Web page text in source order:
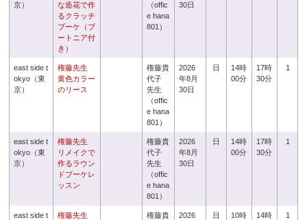
京）
な造花で作
るクラッチ
ブーケ（ブ
ートニア付
き）
（offic
e hana
801）
30日
east side t
okyo（東
京）
権藤先生
黄色カラー
のリース
権藤貴
代子
先生
（offic
e hana
801）
2026
年8月
30日
日
14時
00分
17時
30分
1
east side t
okyo（東
京）
権藤先生
リメイクで
作るラウン
ドブーケレ
ッスン
権藤貴
代子
先生
（offic
e hana
801）
2026
年8月
30日
日
14時
00分
17時
30分
1
east side t
権藤先生
権藤貴
2026
日
10時
14時
1